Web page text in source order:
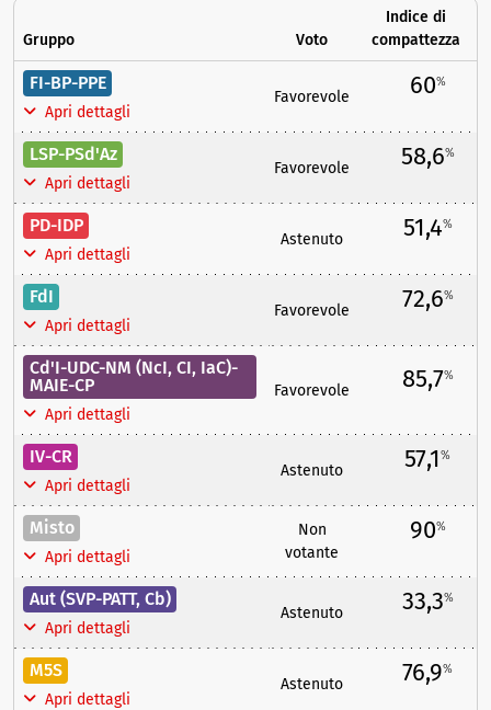
Gruppo Voto
Indice di
compattezza
FI-BP-PPE
Apri dettagli
Favorevole 60%
LSP-PSd'Az
Apri dettagli
Favorevole 58,6%
PD-IDP
Apri dettagli
Astenuto 51,4%
FdI
Apri dettagli
Favorevole 72,6%
Cd'I-UDC-NM (NcI, CI, IaC)-
MAIE-CP
Apri dettagli
Favorevole 85,7%
IV-CR
Apri dettagli
Astenuto 57,1%
Misto
Apri dettagli
Non
votante
90%
Aut (SVP-PATT, Cb)
Apri dettagli
Astenuto 33,3%
M5S
Apri dettagli
Astenuto 76,9%